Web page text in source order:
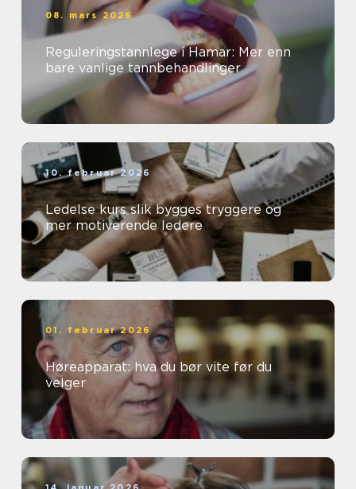
08. mars 2026
Reguleringstannlege i Hamar: Mer enn
bare vanlige tannbehandlinger
10. februar 2026
Ledelse kurs slik bygges tryggere og
mer motiverende ledere
01. februar 2026
Høreapparat: hva du bør vite før du
velger